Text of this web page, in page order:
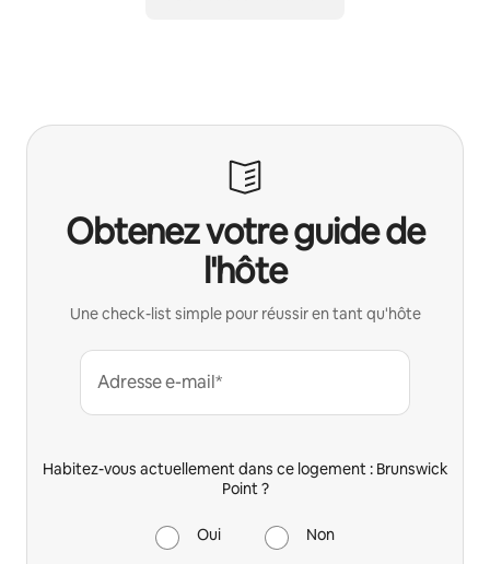
Obtenez votre guide de
l'hôte
Une check-list simple pour réussir en tant qu'hôte
Adresse e-mail*
Habitez-vous actuellement dans ce logement : Brunswick
Point ?
Oui Non